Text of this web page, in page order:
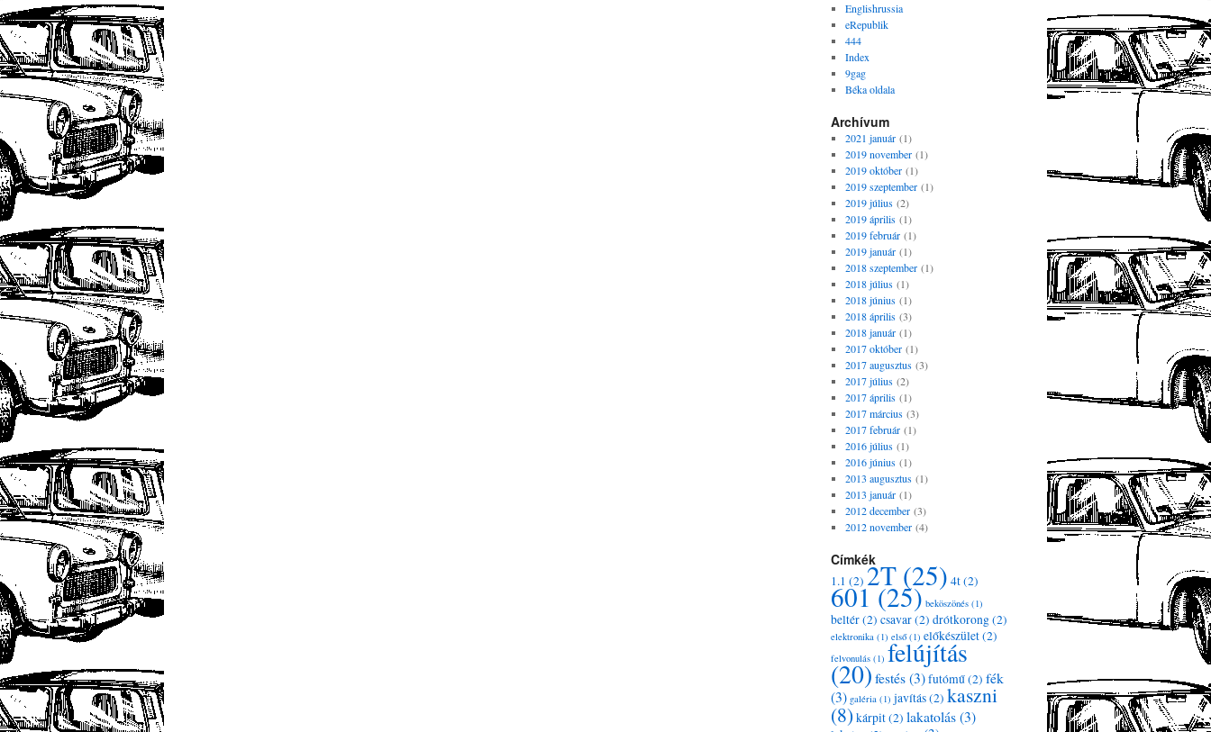
Englishrussia
eRepublik
444
Index
9gag
Béka oldala
Archívum
2021 január(1)
2019 november(1)
2019 október(1)
2019 szeptember(1)
2019 július(2)
2019 április(1)
2019 február(1)
2019 január(1)
2018 szeptember(1)
2018 július(1)
2018 június(1)
2018 április(3)
2018 január(1)
2017 október(1)
2017 augusztus(3)
2017 július(2)
2017 április(1)
2017 március(3)
2017 február(1)
2016 július(1)
2016 június(1)
2013 augusztus(1)
2013 január(1)
2012 december(3)
2012 november(4)
Címkék
1.1 (2) 2T (25) 4t(2)
601(25) beköszönés (1)
beltér(2) csavar(2) drótkorong(2)
elektronika (1) első(1) előkészület(2)
felvonulás (1) felújítás
(20)festés(3)futómű(2) fék
(3) galéria (1) javítás(2) kaszni
(8)kárpit(2) lakatolás(3)